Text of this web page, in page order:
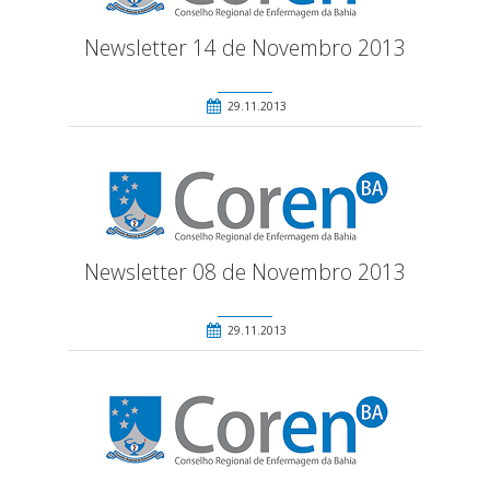
Newsletter 14 de Novembro 2013
29.11.2013
Newsletter 08 de Novembro 2013
29.11.2013